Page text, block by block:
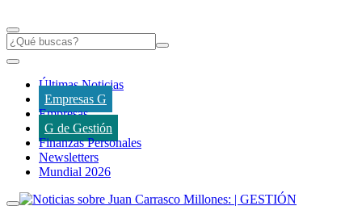
Últimas Noticias
Empresas G
Empresas
G de Gestión
Finanzas Personales
Newsletters
Mundial 2026